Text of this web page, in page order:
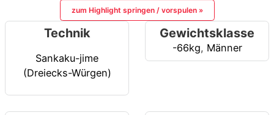
zum Highlight springen / vorspulen »
Technik
Sankaku-jime
(Dreiecks-Würgen)
Gewichtsklasse
-66kg, Männer